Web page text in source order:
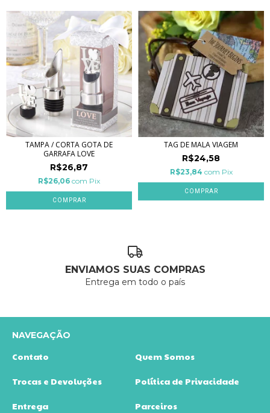
TAMPA / CORTA GOTA DE
GARRAFA LOVE
R$26,87
R$26,06 com Pix
TAG DE MALA VIAGEM
R$24,58
R$23,84 com Pix
ENVIAMOS SUAS COMPRAS
Entrega em todo o país
NAVEGAÇÃO
Contato Quem Somos
Trocas e Devoluções Política de Privacidade
Entrega Parceiros